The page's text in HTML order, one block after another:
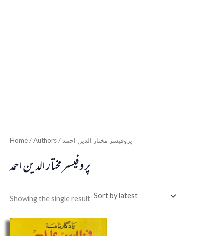
Home / Authors / پروفیسر مختار الدین احمد
پروفیسر مختار الدین احمد
Showing the single result